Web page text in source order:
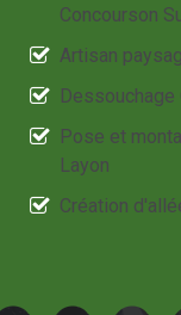
Concourson
Artisan
Dessouchage
Pose et
Layon
Création